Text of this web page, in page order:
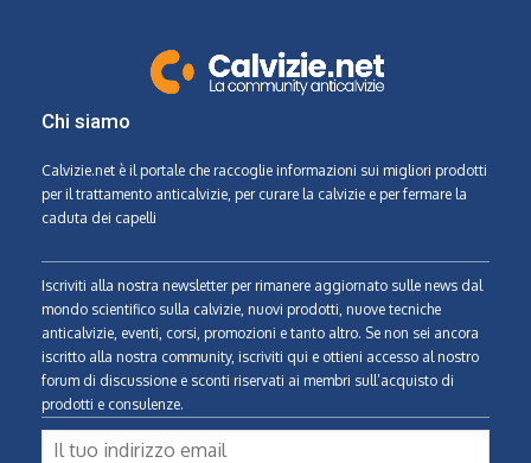
Chi siamo
Calvizie.net è il portale che raccoglie informazioni sui migliori prodotti
per il trattamento anticalvizie, per curare la calvizie e per fermare la
caduta dei capelli
Iscriviti alla nostra newsletter per rimanere aggiornato sulle news dal
mondo scientifico sulla calvizie, nuovi prodotti, nuove tecniche
anticalvizie, eventi, corsi, promozioni e tanto altro. Se non sei ancora
iscritto alla nostra community, iscriviti qui e ottieni accesso al nostro
forum di discussione e sconti riservati ai membri sull’acquisto di
prodotti e consulenze.